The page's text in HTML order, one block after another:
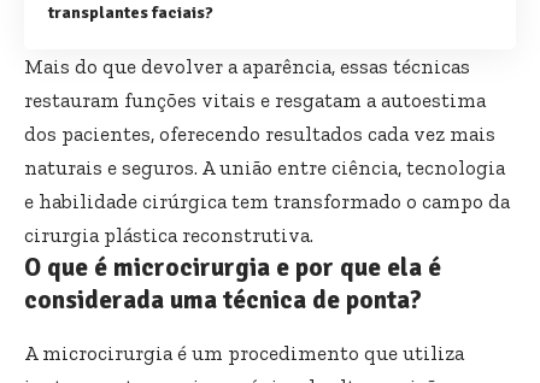
transplantes faciais?
Mais do que devolver a aparência, essas técnicas
restauram funções vitais e resgatam a autoestima
dos pacientes, oferecendo resultados cada vez mais
naturais e seguros. A união entre ciência, tecnologia
e habilidade cirúrgica tem transformado o campo da
cirurgia plástica reconstrutiva.
O que é microcirurgia e por que ela é
considerada uma técnica de ponta?
A microcirurgia é um procedimento que utiliza